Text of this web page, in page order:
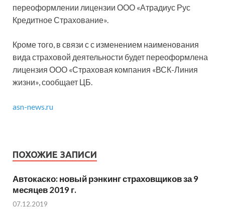
переоформлении лицензии ООО «Атрадиус Рус
Кредитное Страхование».
Кроме того, в связи с с изменением наименования
вида страховой деятельности будет переоформлена
лицензия ООО «Страховая компания «ВСК-Линия
жизни», сообщает ЦБ.
asn-news.ru
ПОХОЖИЕ ЗАПИСИ
Автокаско: новый рэнкинг страховщиков за 9
месяцев 2019 г.
07.12.2019